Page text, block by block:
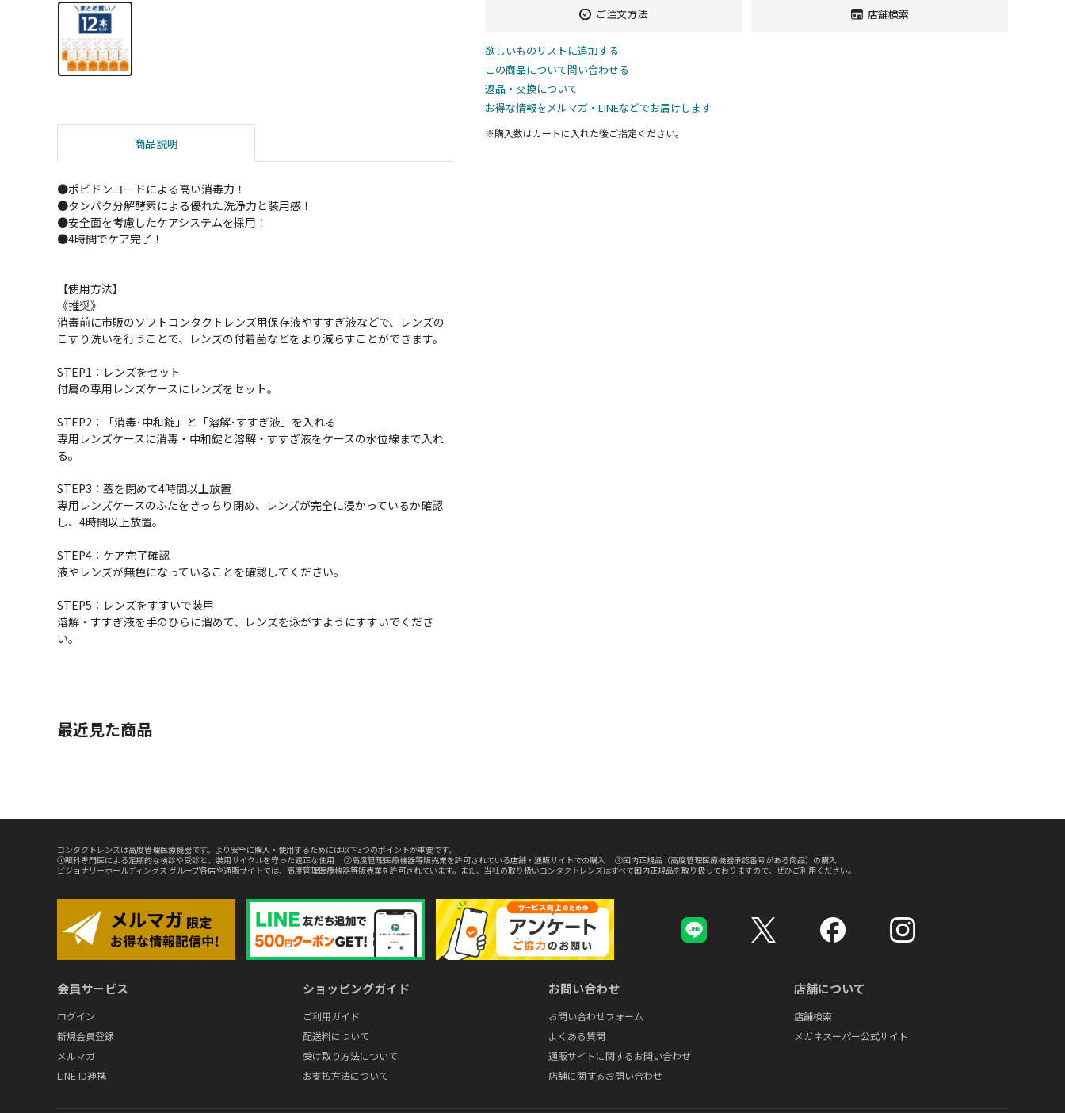
商品説明
●ポビドンヨードによる高い消毒力！
●タンパク分解酵素による優れた洗浄力と装用感！
●安全面を考慮したケアシステムを採用！
●4時間でケア完了！
【使用方法】
《推奨》
消毒前に市販のソフトコンタクトレンズ用保存液やすすぎ液などで、レンズの
こすり洗いを行うことで、レンズの付着菌などをより減らすことができます。
STEP1：レンズをセット
付属の専用レンズケースにレンズをセット。
STEP2：「消毒･中和錠」と「溶解･すすぎ液」を入れる
専用レンズケースに消毒・中和錠と溶解・すすぎ液をケースの水位線まで入れ
る。
STEP3：蓋を閉めて4時間以上放置
専用レンズケースのふたをきっちり閉め、レンズが完全に浸かっているか確認
し、4時間以上放置。
STEP4：ケア完了確認
液やレンズが無色になっていることを確認してください。
STEP5：レンズをすすいで装用
溶解・すすぎ液を手のひらに溜めて、レンズを泳がすようにすすいでくださ
い。
ご注文方法 店舗検索
欲しいものリストに追加する
この商品について問い合わせる
返品・交換について
お得な情報をメルマガ・LINEなどでお届けします
※購入数はカートに入れた後ご指定ください。
最近見た商品
コンタクトレンズは高度管理医療機器です。より安全に購入・使用するためには以下3つのポイントが重要です。
①眼科専門医による定期的な検診や受診と、装用サイクルを守った適正な使用 ②高度管理医療機器等販売業を許可されている店舗・通販サイトでの購入 ③国内正規品（高度管理医療機器承認番号がある商品）の購入
ビジョナリーホールディングス グループ各店や通販サイトでは、高度管理医療機器等販売業を許可されています。また、当社の取り扱いコンタクトレンズはすべて国内正規品を取り扱っておりますので、ぜひご利用ください。
会員サービス
ログイン
新規会員登録
メルマガ
LINE ID連携
ショッピングガイド
ご利用ガイド
配送料について
受け取り方法について
お支払方法について
お問い合わせ
お問い合わせフォーム
よくある質問
通販サイトに関するお問い合わせ
店舗に関するお問い合わせ
店舗について
店舗検索
メガネスーパー公式サイト